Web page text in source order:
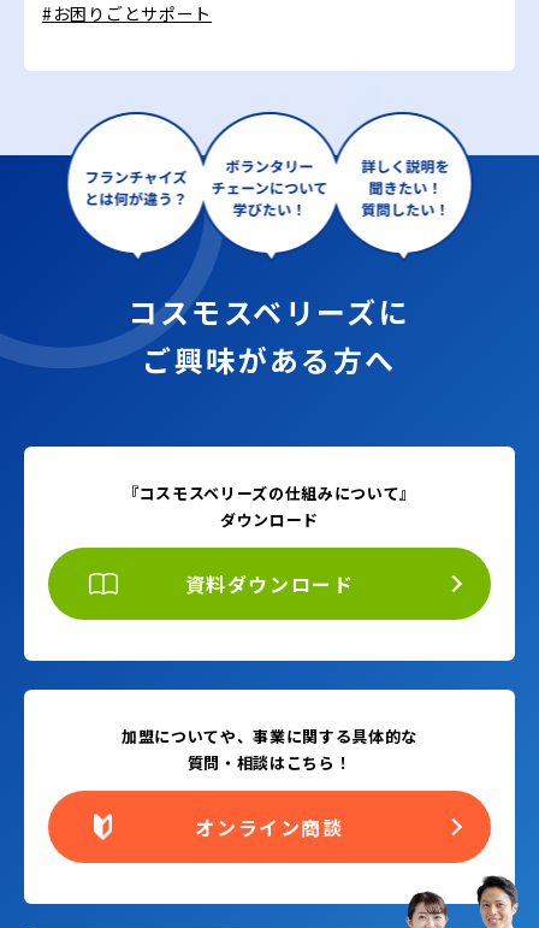
#お困りごとサポート
コスモスベリーズに
ご興味がある方へ
『コスモスベリーズの仕組みについて』
ダウンロード
資料ダウンロード
加盟についてや、事業に関する具体的な
質問・相談はこちら！
オンライン商談